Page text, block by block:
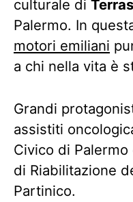
culturale di
Palermo. In
motori emiliani
a chi nella vita è
Grandi
assistiti
Civico di
di Riabilitazione
Partinico.